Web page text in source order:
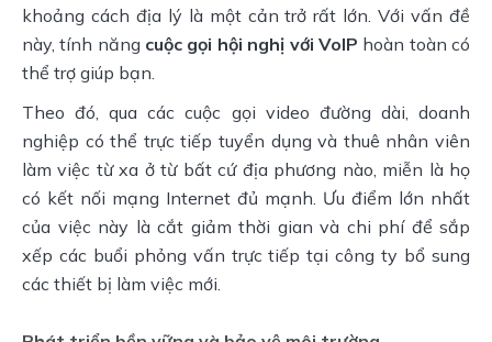
khoảng cách địa lý là một cản trở rất lớn. Với vấn đề
này, tính năng cuộc gọi hội nghị với VoIP hoàn toàn có
thể trợ giúp bạn.
Theo đó, qua các cuộc gọi video đường dài, doanh
nghiệp có thể trực tiếp tuyển dụng và thuê nhân viên
làm việc từ xa ở từ bất cứ địa phương nào, miễn là họ
có kết nối mạng Internet đủ mạnh. Ưu điểm lớn nhất
của việc này là cắt giảm thời gian và chi phí để sắp
xếp các buổi phỏng vấn trực tiếp tại công ty bổ sung
các thiết bị làm việc mới.